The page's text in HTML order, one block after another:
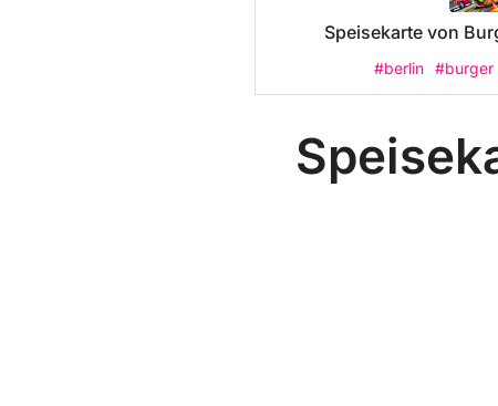
Speisekarte von
#berlin #burger